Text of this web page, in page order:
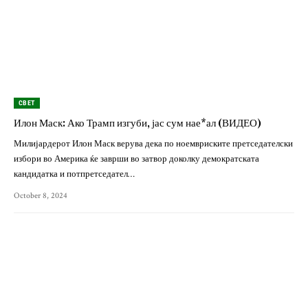
СВЕТ
Илон Маск: Ако Трамп изгуби, јас сум нае*ал (ВИДЕО)
Милијардерот Илон Маск верува дека по ноемвриските претседателски
избори во Америка ќе заврши во затвор доколку демократската
кандидатка и потпретседател…
October 8, 2024